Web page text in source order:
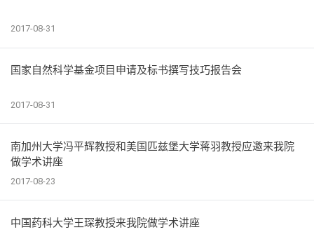
2017-08-31
国家自然科学基金项目申请及标书撰写技巧报告会
2017-08-31
南加州大学冯平辉教授和美国匹兹堡大学蒋羽教授应邀来我院
做学术讲座
2017-08-23
中国药科大学王琛教授来我院做学术讲座